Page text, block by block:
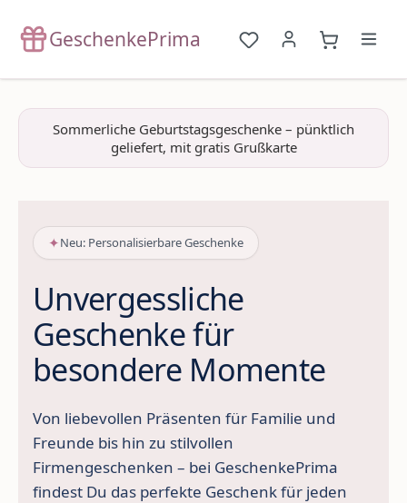
GeschenkePrima
Du hast 0 Produkte
Sommerliche Geburtstagsgeschenke – pünktlich
geliefert, mit gratis Grußkarte
✦Neu: Personalisierbare Geschenke
Unvergessliche
Geschenke für
besondere Momente
Von liebevollen Präsenten für Familie und
Freunde bis hin zu stilvollen
Firmengeschenken – bei GeschenkePrima
findest Du das perfekte Geschenk für jeden